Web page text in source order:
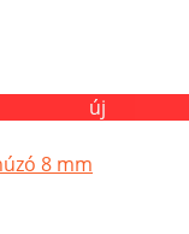
új
8 mm